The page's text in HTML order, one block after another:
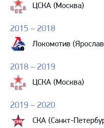
ЦСКА (Москва)
2015 – 2018
Локомотив
2018 – 2019
ЦСКА (Москва)
2019 – 2020
СКА (Санкт-